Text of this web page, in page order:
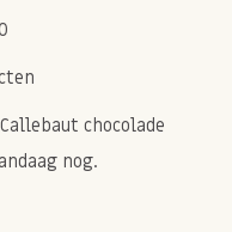
chocolade
nog.